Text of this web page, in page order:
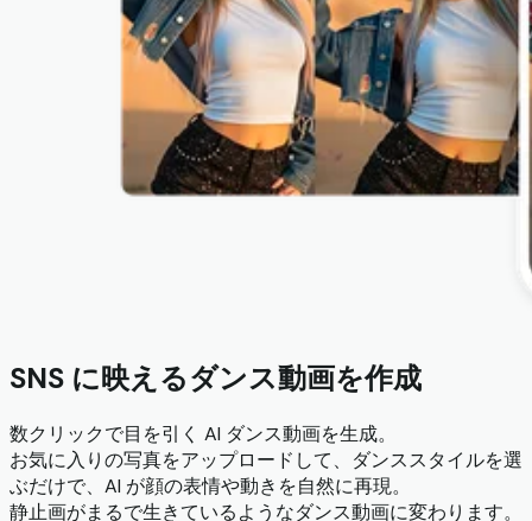
SNS に映えるダンス動画を作成
数クリックで目を引く AI ダンス動画を生成。
お気に入りの写真をアップロードして、ダンススタイルを選
ぶだけで、AI が顔の表情や動きを自然に再現。
静止画がまるで生きているようなダンス動画に変わります。